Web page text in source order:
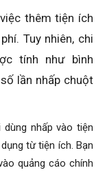
thêm tiện ích
Tuy nhiên, chi
tính như bình
lần nhấp chuột
dùng nhấp vào tiện
từ tiện ích. Bạn
quảng cáo chính